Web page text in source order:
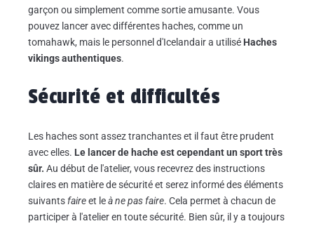
garçon ou simplement comme sortie amusante. Vous
pouvez lancer avec différentes haches, comme un
tomahawk, mais le personnel d'Icelandair a utilisé Haches
vikings authentiques.
Sécurité et difficultés
Les haches sont assez tranchantes et il faut être prudent
avec elles. Le lancer de hache est cependant un sport très
sûr. Au début de l'atelier, vous recevrez des instructions
claires en matière de sécurité et serez informé des éléments
suivants faireet leà ne pas faire. Cela permet à chacun de
participer à l'atelier en toute sécurité. Bien sûr, il y a toujours